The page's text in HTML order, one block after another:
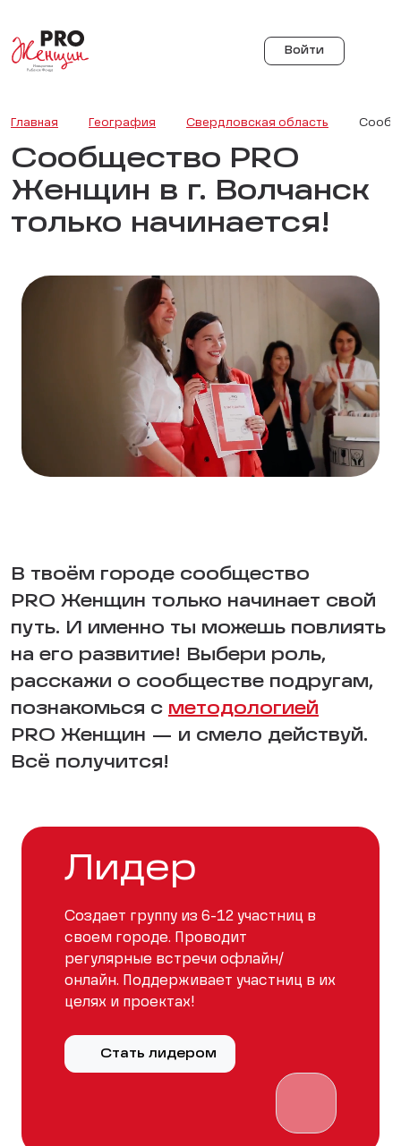
Войти
Главная География Свердловская область
Сообщество PRO
Женщин в г. Волчанск
только начинается!
В твоём городе сообщество
PRO Женщин только начинает свой
путь. И именно ты можешь повлиять
на его развитие! Выбери роль,
расскажи о сообществе подругам,
познакомься с методологией
PRO Женщин — и смело действуй.
Всё получится!
Лидер
Создает группу из 6-12 участниц в
своем городе. Проводит
регулярные встречи офлайн/
онлайн. Поддерживает участниц в их
целях и проектах!
Стать лидером